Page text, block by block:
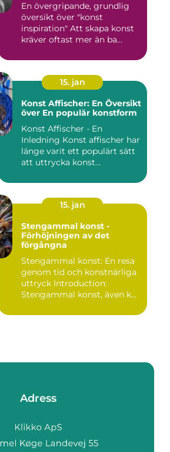
En övergripande, grundlig
översikt över "konst
inspiration" Att skapa konst
kräver oftast mer än ba...
15. jan
Konst Affischer: En Översikt
över En populär konstform
Konst Affischer - En
Inledning Konst affischer har
länge varit ett populärt sätt
att uttrycka konst...
15. jan
Stengammal konst -
Förhöjningen av det
förgångna
Stengammal konst: En resa
genom tid och konstnärliga
uttryck Introduction:
Stengammal konst, även k...
Adress